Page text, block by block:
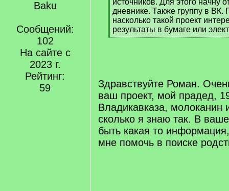
Baku
Сообщений:
102
На сайте с
2023 г.
Рейтинг:
59
источников. Для этого начну
дневнике. Также группу в ВК.
насколько такой проект
результаты в бумаге или
[
Здравствуйте Роман.
ваш проект, мой прадед,
Владикавказа, молоканин
сколько я знаю так. В
быть какая то
мне помочь в поиске